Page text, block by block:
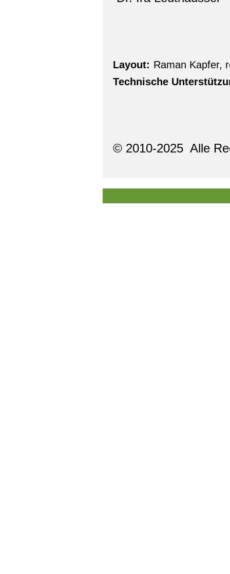
Layout: Raman Kapfer,
Technische
© 2010-2025 Alle